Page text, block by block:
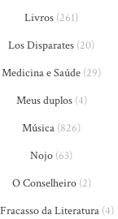
Livros (261)
Los Disparates (20)
Medicina e Saúde (29)
Meus duplos(4)
Música (826)
Nojo (63)
O Conselheiro(2)
da Literatura(4)